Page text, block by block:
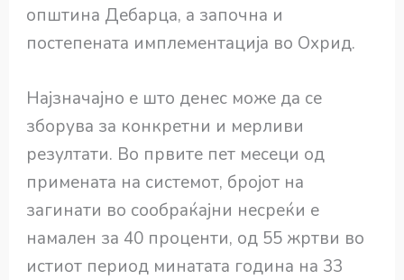
општина Дебарца, а започна и
постепената имплементација во Охрид.
Најзначајно е што денес може да се
зборува за конкретни и мерливи
резултати. Во првите пет месеци од
примената на системот, бројот на
загинати во сообраќајни несреќи е
намален за 40 проценти, од 55 жртви во
истиот период минатата година на 33